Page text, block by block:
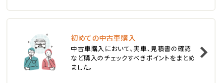
3位
トヨタ
カローラフィールダー
初めての中古車購入
中古車購入において、実車、見積書の確認
など購入のチェックすべきポイントをまとめ
ました。